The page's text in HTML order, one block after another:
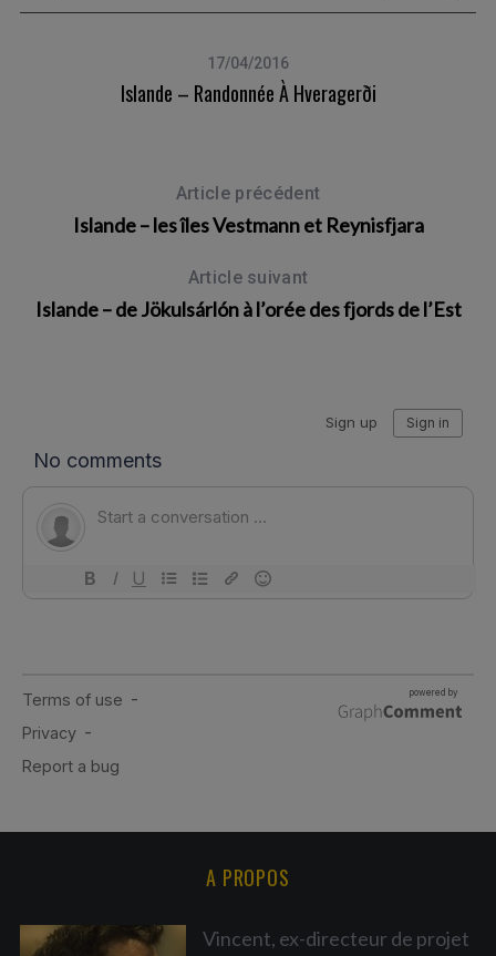
17/04/2016
Islande – Randonnée À Hveragerði
Article précédent
Islande – les îles Vestmann et Reynisfjara
Article suivant
Islande – de Jökulsárlón à l’orée des fjords de l’Est
A PROPOS
Vincent, ex-directeur de projet